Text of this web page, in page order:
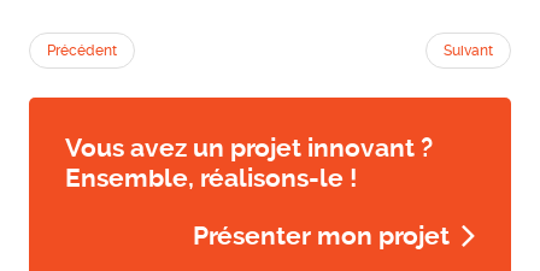
Précédent Suivant
Vous avez un projet innovant ?
Ensemble, réalisons-le !
Présenter mon projet